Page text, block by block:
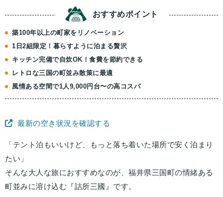
おすすめポイント
築100年以上の町家をリノベーション
1日2組限定！暮らすように泊まる贅沢
キッチン完備で自炊OK！食費を節約できる
レトロな三国の町並み散策に最適
風情ある空間で1人9,000円台〜の高コスパ
最新の空き状況を確認する
「テント泊もいいけど、もっと落ち着いた場所で安く泊まり
たい」
そんな大人な旅におすすめなのが、福井県三国町の情緒ある
町並みに溶け込む『詰所三國』です。